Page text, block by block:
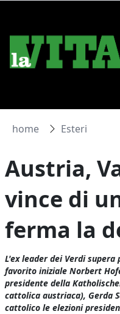
home Esteri
Austria,
vince di
ferma la
L'ex leader dei Verdi
favorito iniziale Norbert
presidente della
cattolica austriaca), Gerda
cattolico le elezioni